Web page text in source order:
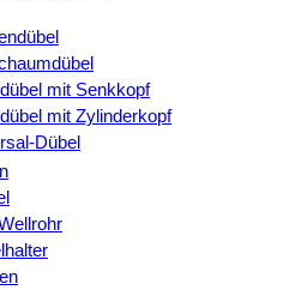
mit Senkkopf
mit Zylinderkopf
Dübel